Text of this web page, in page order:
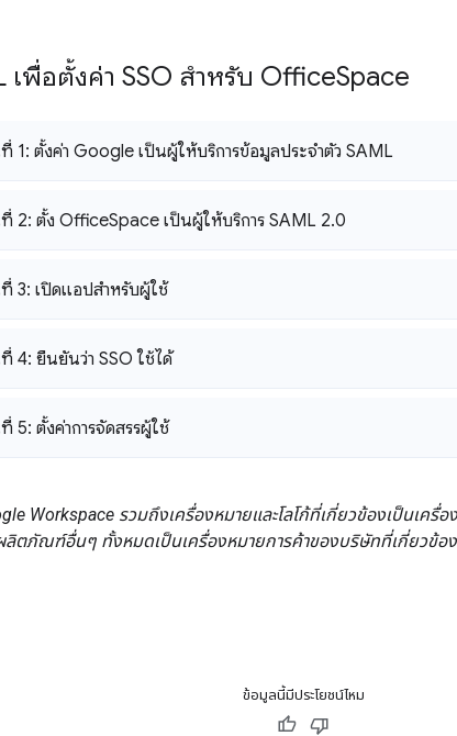
เพื่อตั้งค่า SSO สำหรับ OfficeSpace
1: ตั้งค่า Google เป็นผู้ให้บริการข้อมูลประจำตัว SAML
2: ตั้ง OfficeSpace เป็นผู้ให้บริการ SAML 2.0
3: เปิดแอปสำหรับผู้ใช้
4: ยืนยันว่า SSO ใช้ได้
5: ตั้งค่าการจัดสรรผู้ใช้
Workspace รวมถึงเครื่องหมายและโลโก้ที่เกี่ยวข้องเป็นเครื่
ลิตภัณฑ์อื่นๆ ทั้งหมดเป็นเครื่องหมายการค้าของบริษัทที่เกี่ยวข้อง
ข้อมูลนี้มีประโยชน์ไหม